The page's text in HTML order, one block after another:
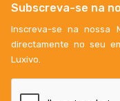
Subscreva-se na
Inscreva-se na nossa
directamente no seu
Luxivo.